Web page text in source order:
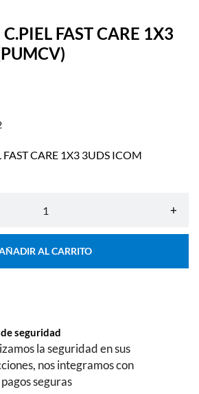
FAST CARE 1X3
CARE 1X3 3UDS ICOM
+
AL CARRITO
seguridad
la seguridad en sus
nos integramos con
seguras